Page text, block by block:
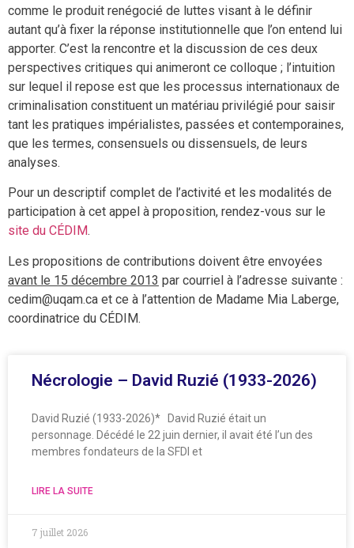
comme le produit renégocié de luttes visant à le définir
autant qu’à fixer la réponse institutionnelle que l’on entend lui
apporter. C’est la rencontre et la discussion de ces deux
perspectives critiques qui animeront ce colloque ; l’intuition
sur lequel il repose est que les processus internationaux de
criminalisation constituent un matériau privilégié pour saisir
tant les pratiques impérialistes, passées et contemporaines,
que les termes, consensuels ou dissensuels, de leurs
analyses.
Pour un descriptif complet de l’activité et les modalités de
participation à cet appel à proposition, rendez-vous sur le
site du CÉDIM.
Les propositions de contributions doivent être envoyées
avant le 15 décembre 2013 par courriel à l’adresse suivante :
cedim@uqam.ca et ce à l’attention de Madame Mia Laberge,
coordinatrice du CÉDIM.
Nécrologie – David Ruzié (1933-2026)
David Ruzié (1933-2026)* David Ruzié était un
personnage. Décédé le 22 juin dernier, il avait été l’un des
membres fondateurs de la SFDI et
LIRE LA SUITE
7 juillet 2026